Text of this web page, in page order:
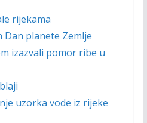
rijekama
Dan planete Zemlje
izazvali pomor ribe u
uzorka vode iz rijeke